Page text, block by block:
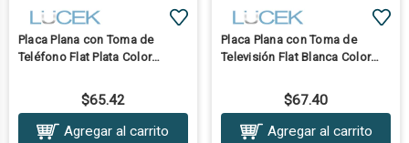
Placa Plana con Toma de
Teléfono Flat Plata Color
$65.42
Agregar al carrito
Placa Plana con Toma de
Televisión Flat Blanca Color
$67.40
Agregar al carrito